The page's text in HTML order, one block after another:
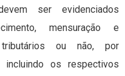
ser evidenciados
mensuração e
ou não, por
os respectivos